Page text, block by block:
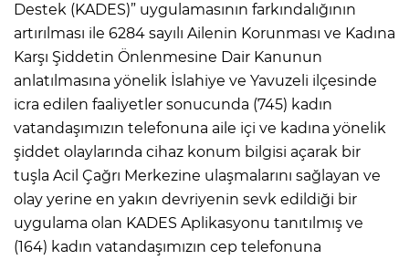
Destek (KADES)” uygulamasının farkındalığının
artırılması ile 6284 sayılı Ailenin Korunması ve Kadına
Karşı Şiddetin Önlenmesine Dair Kanunun
anlatılmasına yönelik İslahiye ve Yavuzeli ilçesinde
icra edilen faaliyetler sonucunda (745) kadın
vatandaşımızın telefonuna aile içi ve kadına yönelik
şiddet olaylarında cihaz konum bilgisi açarak bir
tuşla Acil Çağrı Merkezine ulaşmalarını sağlayan ve
olay yerine en yakın devriyenin sevk edildiği bir
uygulama olan KADES Aplikasyonu tanıtılmış ve
(164) kadın vatandaşımızın cep telefonuna